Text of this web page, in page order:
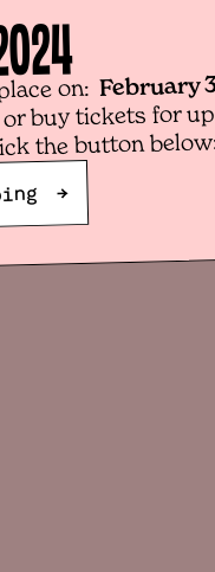
on: February
buy tickets for
the button
→